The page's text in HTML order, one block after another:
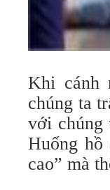
Khi cánh
chúng ta
với chúng
Huống
cao” mà